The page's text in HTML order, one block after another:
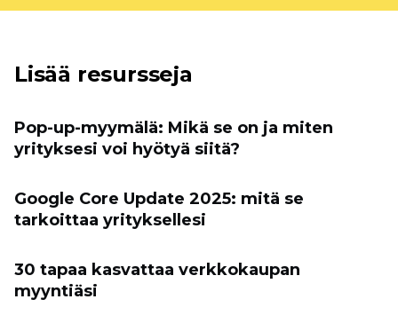
Lisää resursseja
Pop-up-myymälä: Mikä se on ja miten
yrityksesi voi hyötyä siitä?
Google Core Update 2025: mitä se
tarkoittaa yrityksellesi
30 tapaa kasvattaa verkkokaupan
myyntiäsi